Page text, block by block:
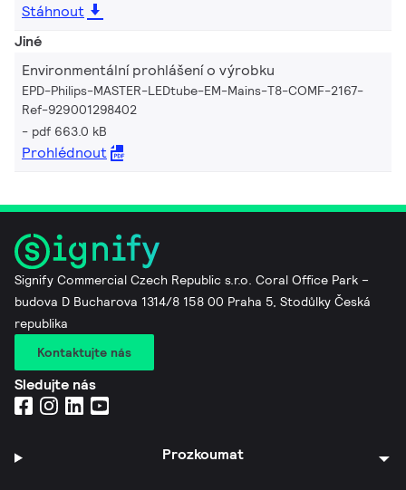
Stáhnout
Jiné
Environmentální prohlášení o výrobku
EPD-Philips-MASTER-LEDtube-EM-Mains-T8-COMF-2167-
Ref-929001298402
pdf 663.0 kB
Prohlédnout
Signify Commercial Czech Republic s.r.o. Coral Office Park –
budova D Bucharova 1314/8 158 00 Praha 5, Stodůlky Česká
republika
Kontaktujte nás
Sledujte nás
Prozkoumat